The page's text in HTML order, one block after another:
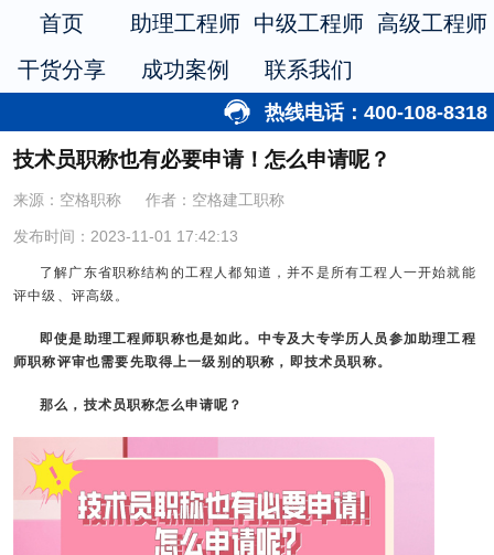
首页 助理工程师 中级工程师 高级工程师
干货分享
成功案例 联系我们
热线电话：400-108-8318
技术员职称也有必要申请！怎么申请呢？
来源：空格职称 作者：空格建工职称
发布时间：2023-11-01 17:42:13
了解广东省职称结构的工程人都知道，并不是所有工程人一开始就能
评中级、评高级。
即使是助理工程师职称也是如此。中专及大专学历人员参加助理工程
师职称评审也需要先取得上一级别的职称，即技术员职称。
那么，技术员职称怎么申请呢？